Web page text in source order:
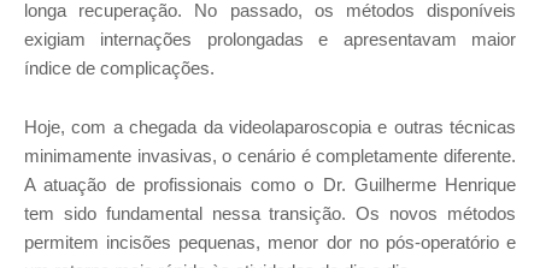
longa recuperação. No passado, os métodos disponíveis
exigiam internações prolongadas e apresentavam maior
índice de complicações.
Hoje, com a chegada da videolaparoscopia e outras técnicas
minimamente invasivas, o cenário é completamente diferente.
A atuação de profissionais como o Dr. Guilherme Henrique
tem sido fundamental nessa transição. Os novos métodos
permitem incisões pequenas, menor dor no pós-operatório e